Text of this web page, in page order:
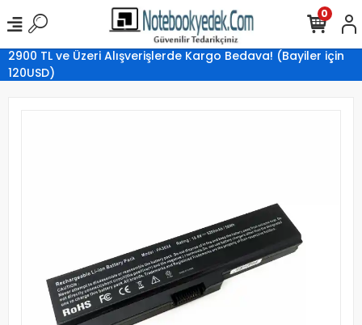
2900 TL ve Üzeri Alışverişlerde Kargo Bedava! (Bayiler için
120USD)
0